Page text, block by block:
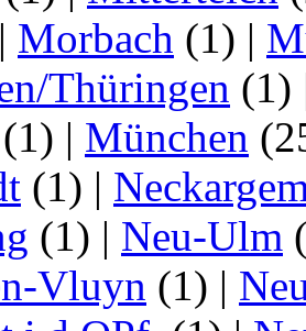
| Morbach (1) |
Thüringen (1)
(1) | München
(1) |
(1) | Neu-Ulm
Vluyn (1) |